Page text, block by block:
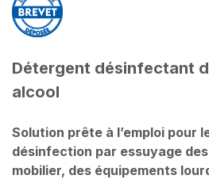
Détergent désinfectant
alcool
Solution prête à l’emploi pour
désinfection par essuyage
mobilier, des équipements